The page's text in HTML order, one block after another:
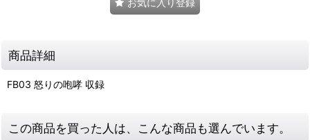
商品詳細
FB03 怒りの咆哮 収録
この商品を買った人は、こんな商品も選んでいます。